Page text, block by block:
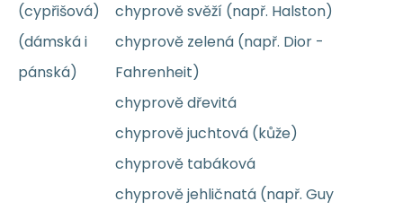
(cypřišová)
(dámská i
pánská)
chyprově svěží (např. Halston)
chyprově zelená (např. Dior -
Fahrenheit)
chyprově dřevitá
chyprově juchtová (kůže)
chyprově tabáková
chyprově jehličnatá (např. Guy